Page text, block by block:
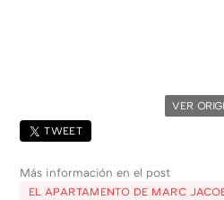
VER
TWEET
Más información en el post
EL APARTAMENTO DE MARC